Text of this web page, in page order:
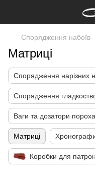
Спорядження набоїв
Матриці
Спорядження нарізних
Спорядження
Ваги та дозатори пороха
Матриці
Коробки для